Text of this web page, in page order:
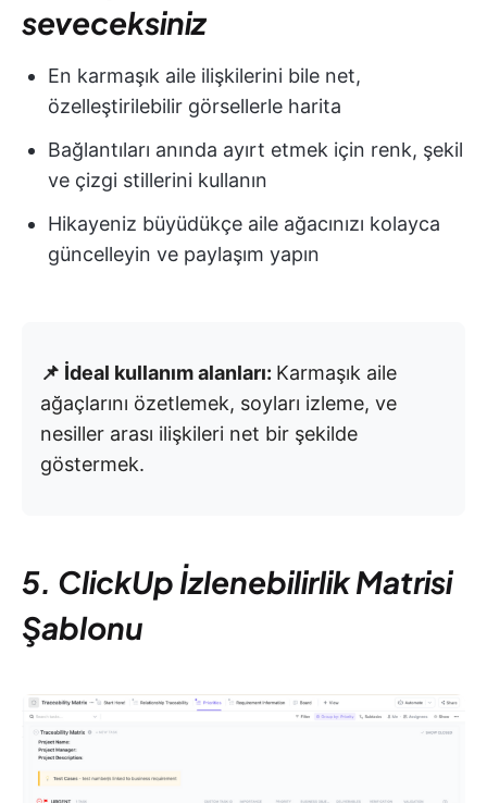
seveceksiniz
En karmaşık aile ilişkilerini bile net,
özelleştirilebilir görsellerle harita
Bağlantıları anında ayırt etmek için renk, şekil
ve çizgi stillerini kullanın
Hikayeniz büyüdükçe aile ağacınızı kolayca
güncelleyin ve paylaşım yapın
📌 İdeal kullanım alanları: Karmaşık aile
ağaçlarını özetlemek, soyları izleme, ve
nesiller arası ilişkileri net bir şekilde
göstermek.
5. ClickUp İzlenebilirlik Matrisi
Şablonu